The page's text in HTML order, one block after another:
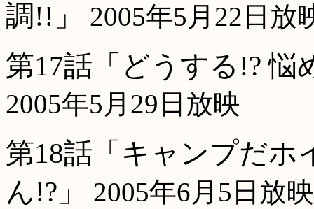
調!!」
2005年5月22日放
第17話「どうする!? 悩
2005年5月29日放映
第18話「キャンプだホ
ん!?」
2005年6月5日放映